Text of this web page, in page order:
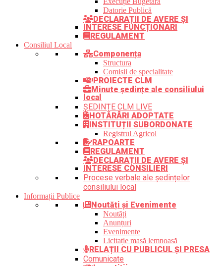
Datorie Publică
DECLARAȚII DE AVERE ȘI
INTERESE FUNCȚIONARI
REGULAMENT
Consiliul Local
Componența
Structura
Comisii de specialitate
PROIECTE CLM
Minute ședințe ale consiliului
local
ȘEDINȚE CLM LIVE
HOTĂRÂRI ADOPTATE
INSTITUȚII SUBORDONATE
Registrul Agricol
RAPOARTE
REGULAMENT
DECLARAȚII DE AVERE ȘI
INTERESE CONSILIERI
Procese verbale ale ședințelor
consiliului local
Informații Publice
Noutăți și Evenimente
Noutăți
Anunțuri
Evenimente
Licitație masă lemnoasă
RELAȚII CU PUBLICUL ȘI PRESA
Comunicate